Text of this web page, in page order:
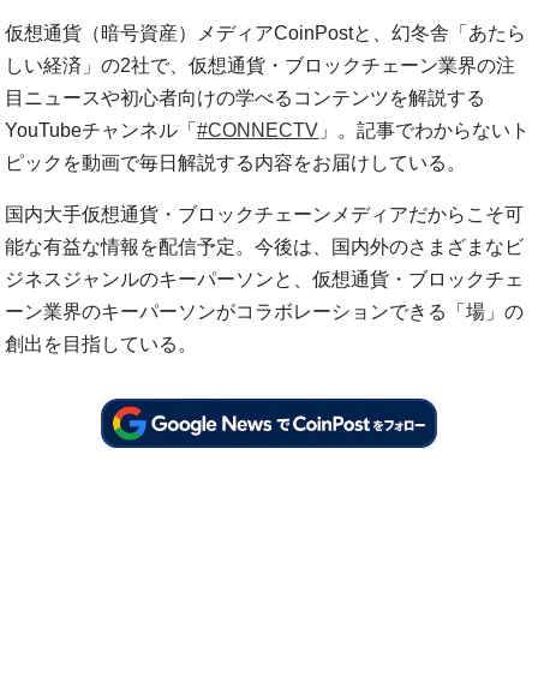
仮想通貨（暗号資産）メディアCoinPostと、幻冬舎「あたら
しい経済」の2社で、仮想通貨・ブロックチェーン業界の注
目ニュースや初心者向けの学べるコンテンツを解説する
YouTubeチャンネル「#CONNECTV 」。記事でわからないト
ピックを動画で毎日解説する内容をお届けしている。
国内大手仮想通貨・ブロックチェーンメディアだからこそ可
能な有益な情報を配信予定。今後は、国内外のさまざまなビ
ジネスジャンルのキーパーソンと、仮想通貨・ブロックチェ
ーン業界のキーパーソンがコラボレーションできる「場」の
創出を目指している。